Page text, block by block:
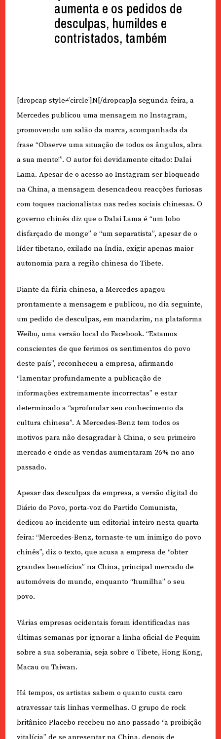
aumenta e os pedidos de
desculpas, humildes e
contristados, também
[dropcap style≠’circle’]N[/dropcap]a segunda-feira, a
Mercedes publicou uma mensagem no Instagram,
promovendo um salão da marca, acompanhada da
frase “Observe uma situação de todos os ângulos, abra
a sua mente!”. O autor foi devidamente citado: Dalai
Lama. Apesar de o acesso ao Instagram ser bloqueado
na China, a mensagem desencadeou reacções furiosas
com toques nacionalistas nas redes sociais chinesas. O
governo chinês diz que o Dalai Lama é “um lobo
disfarçado de monge” e “um separatista”, apesar de o
líder tibetano, exilado na Índia, exigir apenas maior
autonomia para a região chinesa do Tibete.
Diante da fúria chinesa, a Mercedes apagou
prontamente a mensagem e publicou, no dia seguinte,
um pedido de desculpas, em mandarim, na plataforma
Weibo, uma versão local do Facebook. “Estamos
conscientes de que ferimos os sentimentos do povo
deste país”, reconheceu a empresa, afirmando
“lamentar profundamente a publicação de
informações extremamente incorrectas” e estar
determinado a “aprofundar seu conhecimento da
cultura chinesa”. A Mercedes-Benz tem todos os
motivos para não desagradar à China, o seu primeiro
mercado e onde as vendas aumentaram 26% no ano
passado.
Apesar das desculpas da empresa, a versão digital do
Diário do Povo, porta-voz do Partido Comunista,
dedicou ao incidente um editorial inteiro nesta quarta-
feira: “Mercedes-Benz, tornaste-te um inimigo do povo
chinês”, diz o texto, que acusa a empresa de “obter
grandes benefícios” na China, principal mercado de
automóveis do mundo, enquanto “humilha” o seu
povo.
Várias empresas ocidentais foram identificadas nas
últimas semanas por ignorar a linha oficial de Pequim
sobre a sua soberania, seja sobre o Tibete, Hong Kong,
Macau ou Taiwan.
Há tempos, os artistas sabem o quanto custa caro
atravessar tais linhas vermelhas. O grupo de rock
britânico Placebo recebeu no ano passado “a proibição